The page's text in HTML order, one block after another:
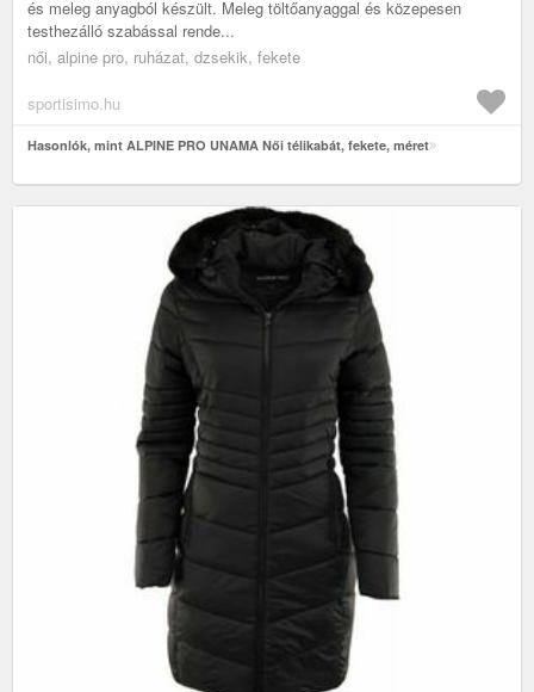
és meleg anyagból készült. Meleg töltőanyaggal és közepesen
testhezálló szabással rende...
női, alpine pro, ruházat, dzsekik, fekete
sportisimo.hu
Hasonlók, mint ALPINE PRO UNAMA Női télikabát, fekete, méret